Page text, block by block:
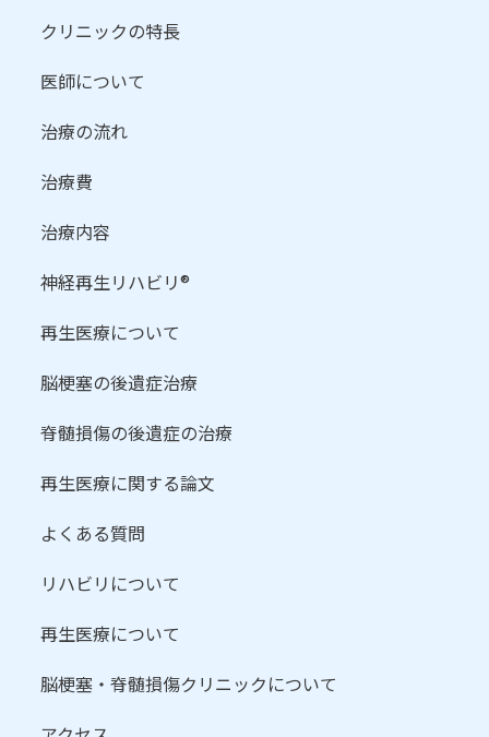
クリニックの特長
医師について
治療の流れ
治療費
治療内容
神経再生リハビリ®
再生医療について
脳梗塞の後遺症治療
脊髄損傷の後遺症の治療
再生医療に関する論文
よくある質問
リハビリについて
再生医療について
脳梗塞・脊髄損傷クリニックについて